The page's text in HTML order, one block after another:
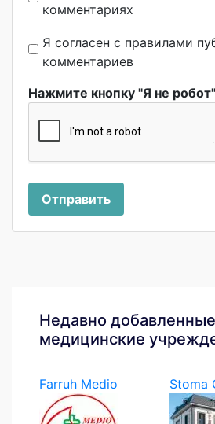
комментариях
Я согласен с правилами
комментариев
Нажмите кнопку "Я не робот"
Отправить
Недавно добавленные
медицинские
Farruh Medio
Servis
Stoma